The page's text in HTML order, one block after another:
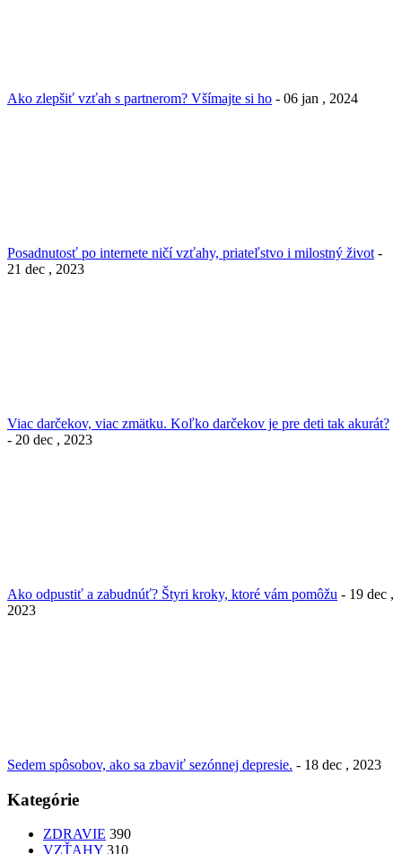
Ako zlepšiť vzťah s partnerom? Všímajte si ho - 06 jan , 2024
Posadnutosť po internete ničí vzťahy, priateľstvo i milostný život -
21 dec , 2023
Viac darčekov, viac zmätku. Koľko darčekov je pre deti tak akurát?
- 20 dec , 2023
Ako odpustiť a zabudnúť? Štyri kroky, ktoré vám pomôžu - 19 dec ,
2023
Sedem spôsobov, ako sa zbaviť sezónnej depresie. - 18 dec , 2023
Kategórie
ZDRAVIE 390
VZŤAHY 310